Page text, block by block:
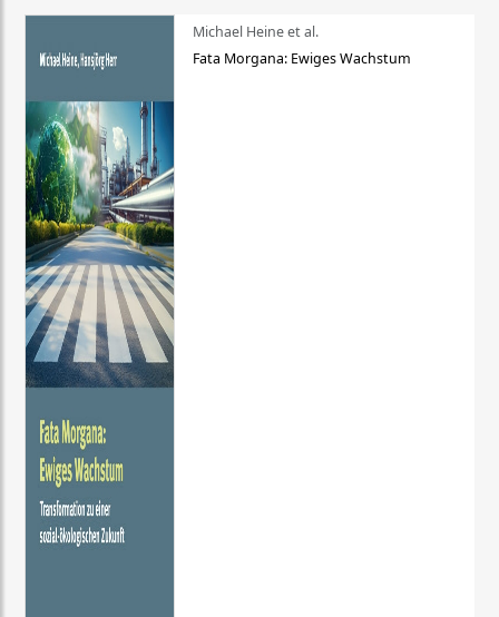
Michael Heine et al.
Fata Morgana: Ewiges Wachstum